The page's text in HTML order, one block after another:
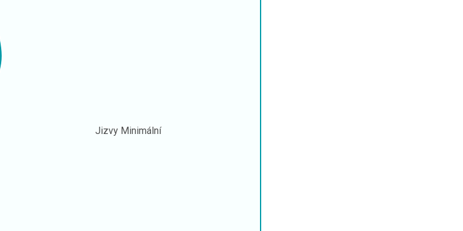
Jizvy Minimální